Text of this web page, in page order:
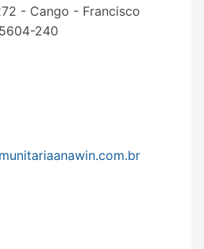
- Cango - Francisco
240